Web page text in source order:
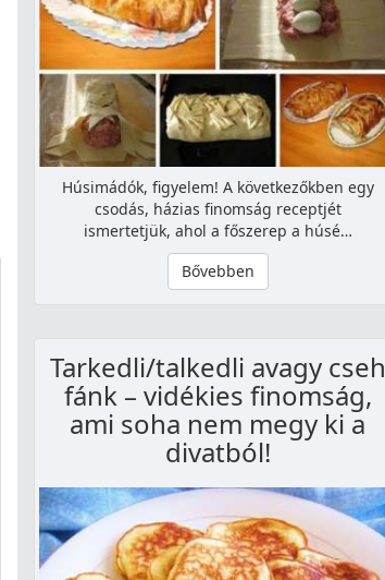
Húsimádók, figyelem! A következőkben egy
csodás, házias finomság receptjét
ismertetjük, ahol a főszerep a húsé…
Bővebben
Tarkedli/talkedli avagy cseh
fánk – vidékies finomság,
ami soha nem megy ki a
divatból!